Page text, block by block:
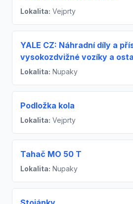
Lokalita: Vejprty
YALE CZ: Náhradní díly a
vysokozdvižné vozíky a
Lokalita: Nupaky
Podložka kola
Lokalita: Vejprty
Tahač MO 50 T
Lokalita: Nupaky